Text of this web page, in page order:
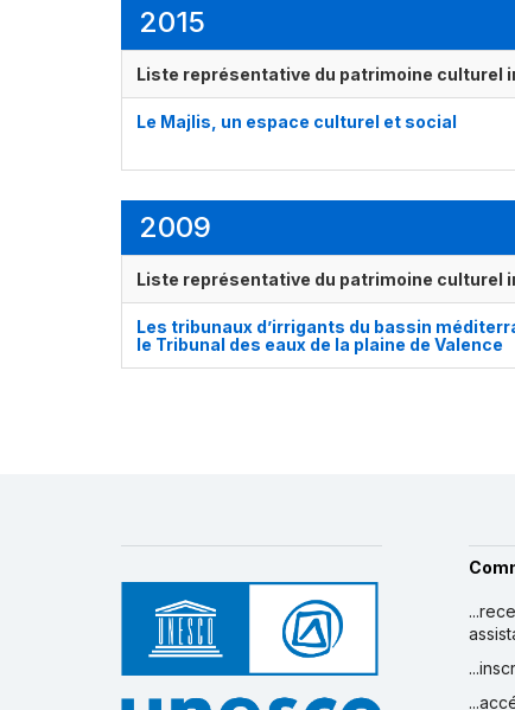
2015
Liste représentative du patrimoine culturel
Le Majlis, un espace culturel et social
2009
Liste représentative du patrimoine culturel
Les tribunaux d’irrigants du bassin
le Tribunal des eaux de la plaine de Valence